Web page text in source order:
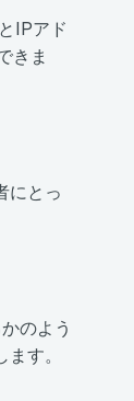
IPアド
きま
にとっ
のよう
す。